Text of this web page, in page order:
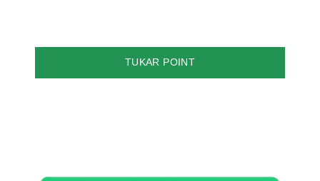
TUKAR POINT